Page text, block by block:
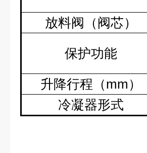
放料阀（阀芯）
保护功能
升降行程（mm ）
冷凝器形式